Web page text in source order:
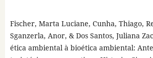
Fischer, Marta Luciane, Cunha, Thiago,
Sganzerla, Anor, & Dos Santos, Juliana
ética ambiental à bioética ambiental: